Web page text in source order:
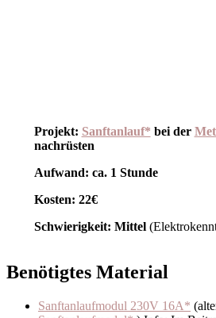
Projekt: Sanftanlauf* bei der
nachrüsten
Aufwand: ca. 1 Stunde
Kosten: 22€
Schwierigkeit: Mittel
Benötigtes Material
Sanftanlaufmodul 230V 16A*